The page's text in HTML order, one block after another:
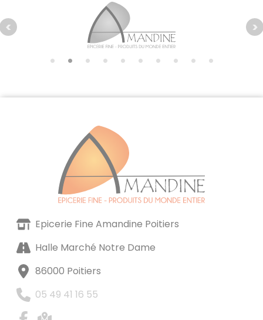
Epicerie Fine Amandine Poitiers
Halle Marché Notre Dame
86000 Poitiers
05 49 41 16 55